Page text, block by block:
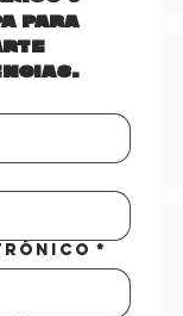
para
*